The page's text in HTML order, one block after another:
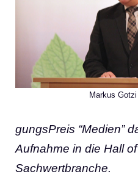
Markus Gotzi
gungsPreis “Medien”
Aufnahme in die Hall
Sachwertbranche.